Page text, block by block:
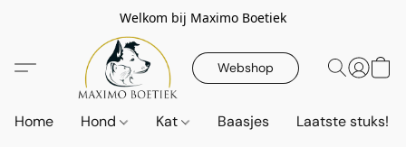
Welkom bij Maximo Boetiek
Webshop
Home Hond Kat Baasjes Laatste stuks!